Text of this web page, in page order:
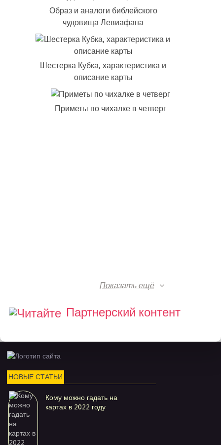
Образ и аналоги библейского
чудовища Левиафана
Шестерка Кубка, характеристика и
описание карты
Приметы по чихалке в четверг
Показать ещё
Партнерский контент
НОВЫЕ СТАТЬИ
Кому можно гадать на
картах в 2022 году